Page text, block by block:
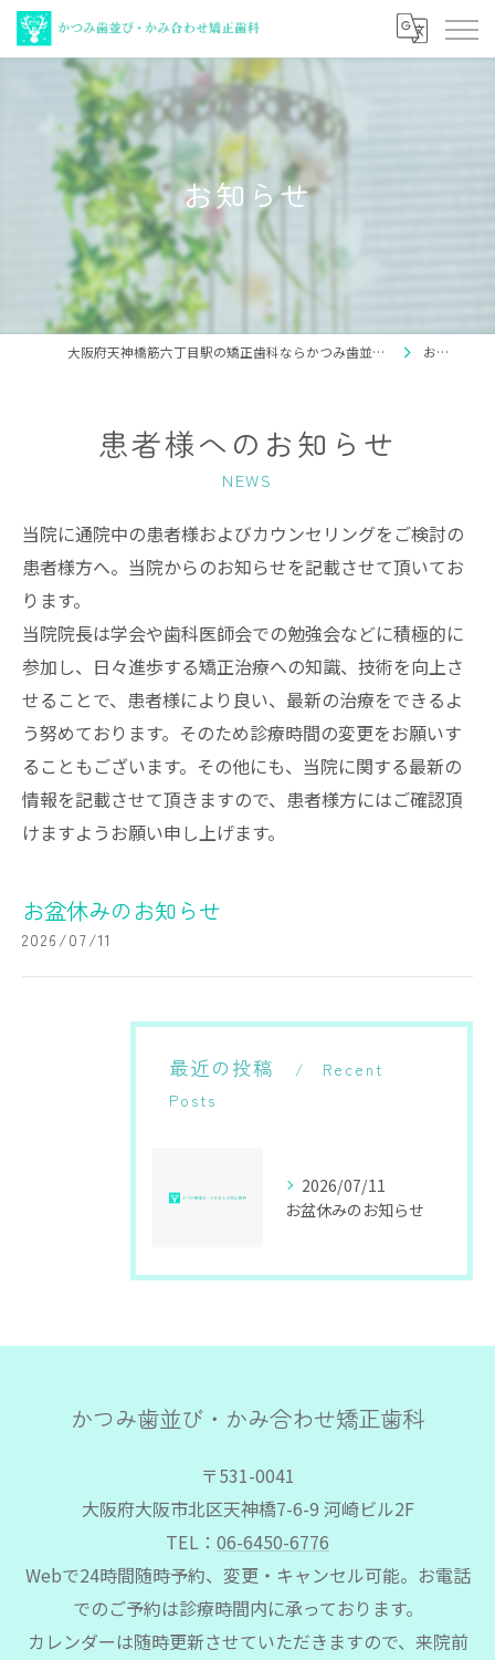
お知らせ
大阪府天神橋筋六丁目駅の矯正歯科ならかつみ歯並び・かみ合わせ矯正歯科 お知らせ
患者様へのお知らせ
NEWS
当院に通院中の患者様およびカウンセリングをご検討の
患者様方へ。当院からのお知らせを記載させて頂いてお
ります。
当院院長は学会や歯科医師会での勉強会などに積極的に
参加し、日々進歩する矯正治療への知識、技術を向上さ
せることで、患者様により良い、最新の治療をできるよ
う努めております。そのため診療時間の変更をお願いす
ることもございます。その他にも、当院に関する最新の
情報を記載させて頂きますので、患者様方にはご確認頂
けますようお願い申し上げます。
お盆休みのお知らせ
2026/07/11
最近の投稿
Recent
Posts
2026/07/11
お盆休みのお知らせ
かつみ歯並び・かみ合わせ矯正歯科
〒531-0041
大阪府大阪市北区天神橋7-6-9 河崎ビル2F
TEL： 06-6450-6776
Webで24時間随時予約、変更・キャンセル可能。お電話
でのご予約は診療時間内に承っております。
カレンダーは随時更新させていただきますので、来院前